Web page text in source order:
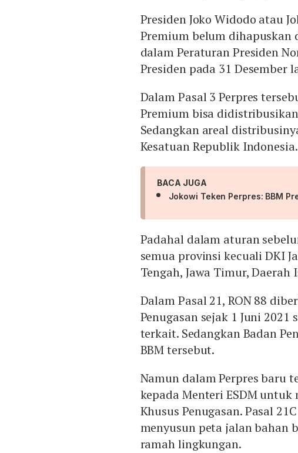
Presiden Joko Widodo atau
Premium belum dihapuskan
dalam Peraturan Presiden
Presiden pada 31 Desember
Dalam Pasal 3 Perpres
Premium bisa
Sedangkan areal
Kesatuan Republik Indonesia.
BACA JUGA
Jokowi Teken Perpres: BBM
Padahal dalam aturan
semua provinsi kecuali DKI
Tengah, Jawa Timur,
Dalam Pasal 21, RON 88
Penugasan sejak 1 Juni
terkait. Sedangkan Badan
BBM tersebut.
Namun dalam Perpres baru
kepada Menteri ESDM untuk
Khusus Penugasan. Pasal
menyusun peta jalan bahan
ramah lingkungan.